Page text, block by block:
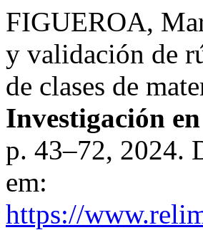
FIGUEROA,
y validación de
de clases de
Investigación
p. 43–72, 2024.
em:
https://